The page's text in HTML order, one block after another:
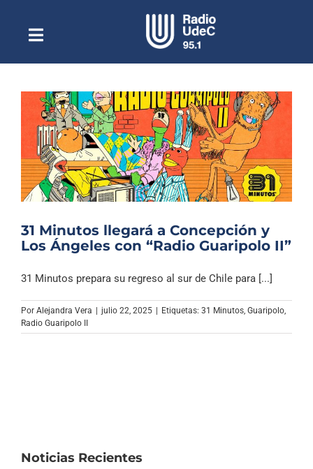
contenidoToggle
NavigationEscuchar Radio UdeC en vivo
Quiénes Somos
Programación
Podcast
Noticias
Columnas
31 Minutos llegará a Concepción y
Los Ángeles con “Radio Guaripolo II”
31 Minutos prepara su regreso al sur de Chile para [...]
Por Alejandra Vera | julio 22, 2025 | Etiquetas: 31 Minutos Guaripolo
Radio Guaripolo II
Noticias Recientes